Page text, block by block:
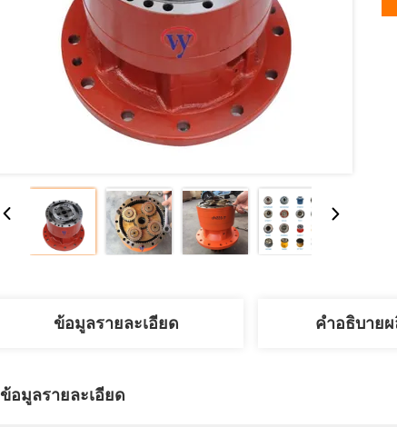
ข้อมูลรายละเอียด คำอธิบาย
ข้อมูลรายละเอียด